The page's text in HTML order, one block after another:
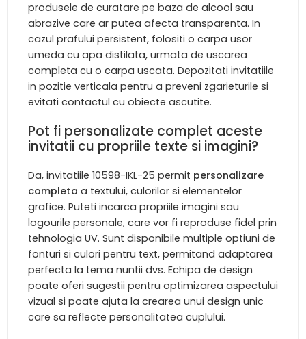
produsele de curatare pe baza de alcool sau
abrazive care ar putea afecta transparenta. In
cazul prafului persistent, folositi o carpa usor
umeda cu apa distilata, urmata de uscarea
completa cu o carpa uscata. Depozitati invitatiile
in pozitie verticala pentru a preveni zgarieturile si
evitati contactul cu obiecte ascutite.
Pot fi personalizate complet aceste
invitatii cu propriile texte si imagini?
Da, invitatiile 10598-IKL-25 permit personalizare
completa a textului, culorilor si elementelor
grafice. Puteti incarca propriile imagini sau
logourile personale, care vor fi reproduse fidel prin
tehnologia UV. Sunt disponibile multiple optiuni de
fonturi si culori pentru text, permitand adaptarea
perfecta la tema nuntii dvs. Echipa de design
poate oferi sugestii pentru optimizarea aspectului
vizual si poate ajuta la crearea unui design unic
care sa reflecte personalitatea cuplului.